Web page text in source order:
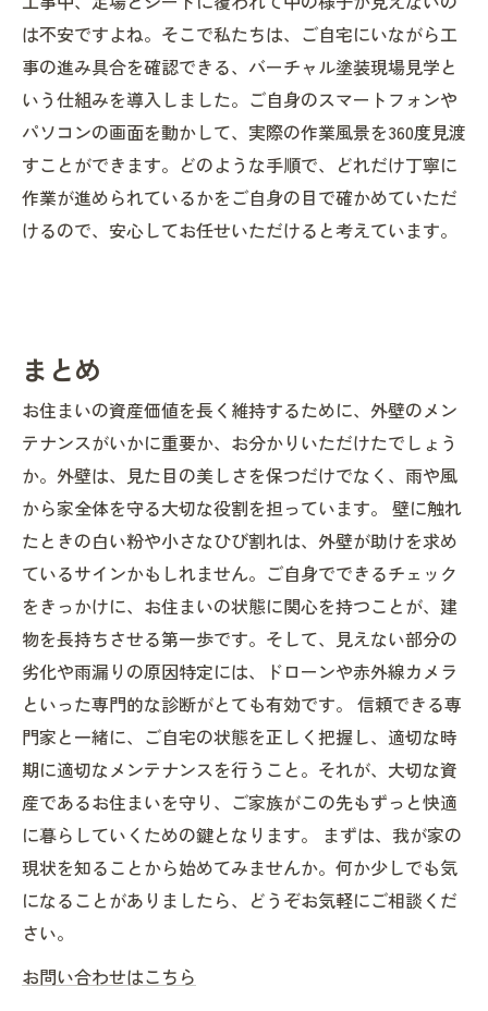
は不安ですよね。そこで私たちは、ご自宅にいながら工
事の進み具合を確認できる、バーチャル塗装現場見学と
いう仕組みを導入しました。ご自身のスマートフォンや
パソコンの画面を動かして、実際の作業風景を360度見渡
すことができます。どのような手順で、どれだけ丁寧に
作業が進められているかをご自身の目で確かめていただ
けるので、安心してお任せいただけると考えています。
まとめ
お住まいの資産価値を長く維持するために、外壁のメン
テナンスがいかに重要か、お分かりいただけたでしょう
か。外壁は、見た目の美しさを保つだけでなく、雨や風
から家全体を守る大切な役割を担っています。 壁に触れ
たときの白い粉や小さなひび割れは、外壁が助けを求め
ているサインかもしれません。ご自身でできるチェック
をきっかけに、お住まいの状態に関心を持つことが、建
物を長持ちさせる第一歩です。そして、見えない部分の
劣化や雨漏りの原因特定には、ドローンや赤外線カメラ
といった専門的な診断がとても有効です。 信頼できる専
門家と一緒に、ご自宅の状態を正しく把握し、適切な時
期に適切なメンテナンスを行うこと。それが、大切な資
産であるお住まいを守り、ご家族がこの先もずっと快適
に暮らしていくための鍵となります。 まずは、我が家の
現状を知ることから始めてみませんか。何か少しでも気
になることがありましたら、どうぞお気軽にご相談くだ
さい。
お問い合わせはこちら